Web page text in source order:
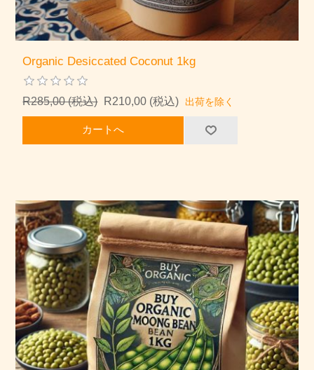
Organic Desiccated Coconut 1kg
R285,00 (税込) R210,00 (税込) 出荷を除く
カートへ